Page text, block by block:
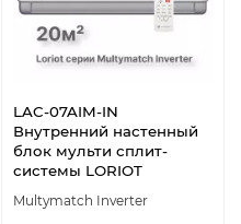
LAC-07AIM-IN
Внутренний настенный
блок мульти сплит-
системы LORIOT
Multymatch Inverter